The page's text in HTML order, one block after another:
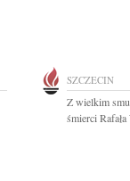
SZCZECIN
Z wielkim
śmierci